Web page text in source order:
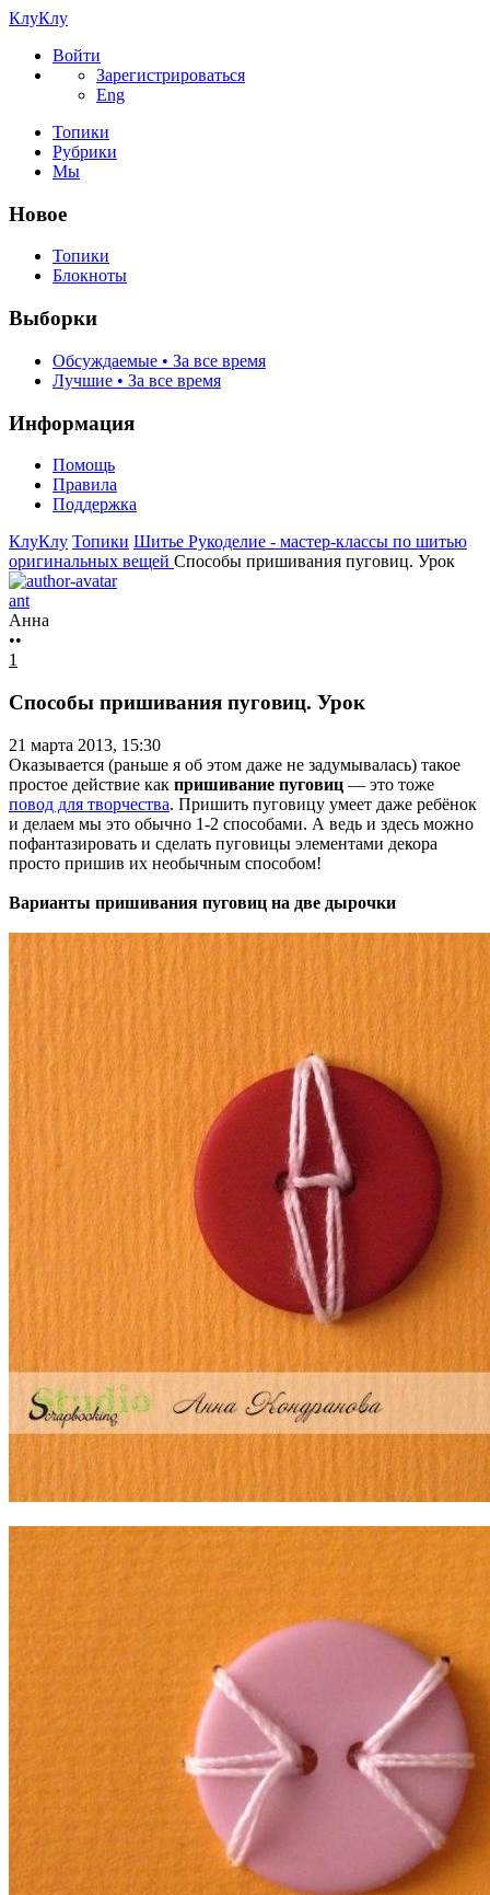
КлуКлу
Войти
Зарегистрироваться
Eng
Топики
Рубрики
Мы
Новое
Топики
Блокноты
Выборки
Обсуждаемые • За все время
Лучшие • За все время
Информация
Помощь
Правила
Поддержка
КлуКлу Топики Шитье Рукоделие - мастер-классы по шитью
оригинальных вещей Способы пришивания пуговиц. Урок
ant
Анна
••
1
Способы пришивания пуговиц. Урок
21 марта 2013, 15:30
Оказывается (раньше я об этом даже не задумывалась) такое
простое действие как пришивание пуговиц — это тоже
повод для творчества. Пришить пуговицу умеет даже ребёнок
и делаем мы это обычно 1-2 способами. А ведь и здесь можно
пофантазировать и сделать пуговицы элементами декора
просто пришив их необычным способом!
Варианты пришивания пуговиц на две дырочки